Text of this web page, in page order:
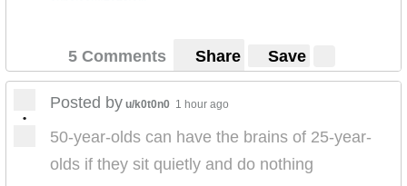
5 Comments Share Save
•
Posted by u/k0t0n0 1 hour ago
50-year-olds can have the brains of 25-year-
olds if they sit quietly and do nothing